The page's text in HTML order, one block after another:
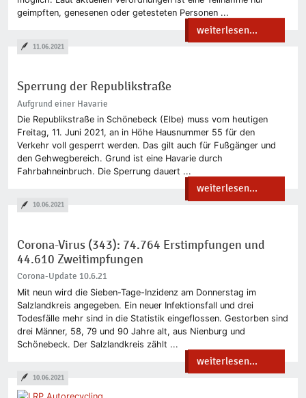
geimpften, genesenen oder getesteten Personen ...
weiterlesen...
Sperrung der Republikstraße
Aufgrund einer Havarie
Die Republikstraße in Schönebeck (Elbe) muss vom heutigen
Freitag, 11. Juni 2021, an in Höhe Hausnummer 55 für den
Verkehr voll gesperrt werden. Das gilt auch für Fußgänger und
den Gehwegbereich. Grund ist eine Havarie durch
Fahrbahneinbruch. Die Sperrung dauert ...
weiterlesen...
11.06.2021
Corona-Virus (343): 74.764 Erstimpfungen und
44.610 Zweitimpfungen
Corona-Update 10.6.21
Mit neun wird die Sieben-Tage-Inzidenz am Donnerstag im
Salzlandkreis angegeben. Ein neuer Infektionsfall und drei
Todesfälle mehr sind in die Statistik eingeflossen. Gestorben sind
drei Männer, 58, 79 und 90 Jahre alt, aus Nienburg und
Schönebeck. Der Salzlandkreis zählt ...
weiterlesen...
10.06.2021
10.06.2021